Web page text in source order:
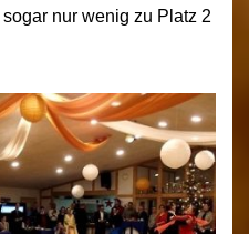
nur wenig zu Platz 2